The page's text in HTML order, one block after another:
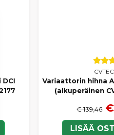
VERKOSTA
Tarvitsetko apua oikean
nopea toimitus ja
Variaattorin hihna
(alkuperäinen
€ 139,46
LISÄÄ